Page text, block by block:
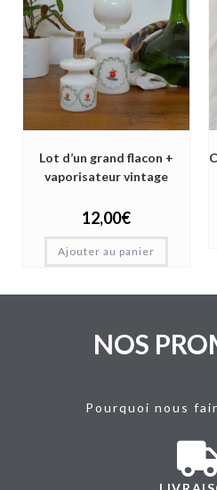
Lot d’un grand flacon +
vaporisateur vintage
12,00€
Ajouter au panier
NOS
Pourquoi nous